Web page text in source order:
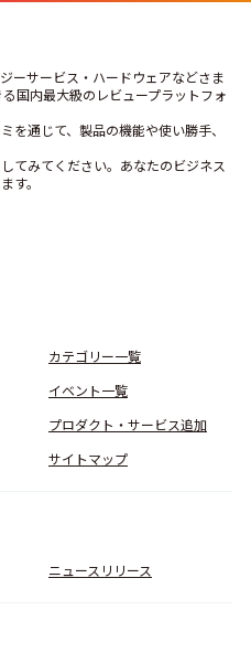
ーサービス・ハードウェアなどさま
国内最大級のレビュープラットフォ
を通じて、製品の機能や使い勝手、
てみてください。あなたのビジネス
す。
カテゴリー一覧
イベント一覧
プロダクト・サービス追加
サイトマップ
ニュースリリース